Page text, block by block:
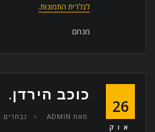
לגלרית התמונות.
מנחם
26
אוק
כוכב הירדן.
מאת ADMIN נבחרים